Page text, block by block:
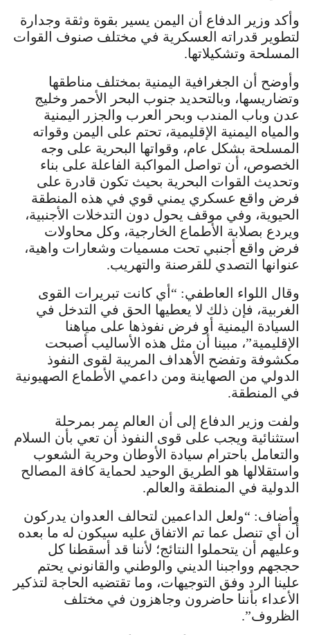
وأكد وزير الدفاع أن اليمن يسير بقوة وثقة وجدارة
لتطوير قدراته العسكرية في مختلف صنوف القوات
المسلحة وتشكيلاتها.
وأوضح أن الجغرافية اليمنية بمختلف مناطقها
وتضاريسها، وبالتحديد جنوب البحر الأحمر وخليج
عدن وباب المندب وبحر العرب والجزر اليمنية
والمياه اليمنية الإقليمية، تحتم على اليمن وقواته
المسلحة بشكل عام، وقواتها البحرية على وجه
الخصوص، أن تواصل المواكبة الفاعلة على بناء
وتحديث القوات البحرية بحيث تكون قادرة على
فرض واقع عسكري يمني قوي في هذه المنطقة
الحيوية، وفي موقف يحول دون التدخلات الأجنبية،
ويردع بصلابة الأطماع الخارجية، وكل محاولات
فرض واقع أجنبي تحت مسميات وشعارات واهية،
عنوانها التصدي للقرصنة والتهريب.
وقال اللواء العاطفي: “أي كانت تبريرات القوى
الغربية، فإن ذلك لا يعطيها الحق في التدخل في
السيادة اليمنية أو فرض نفوذها على مياهنا
الإقليمية”، مبينا أن مثل هذه الأساليب أصبحت
مكشوفة وتفضح الأهداف المريبة لقوى النفوذ
الدولي من الصهاينة ومن داعمي الأطماع الصهيونية
في المنطقة.
ولفت وزير الدفاع إلى أن العالم يمر بمرحلة
استثنائية ويجب على قوى النفوذ أن تعي بأن السلام
والتعامل باحترام سيادة الأوطان وحرية الشعوب
واستقلالها هو الطريق الوحيد لحماية كافة المصالح
الدولية في المنطقة والعالم.
وأضاف: “ولعل الداعمين لتحالف العدوان يدركون
أن أي تنصل عما تم الاتفاق عليه سيكون له ما بعده
وعليهم أن يتحملوا النتائج؛ لأننا قد أسقطنا كل
حججهم وواجبنا الديني والوطني والقانوني يحتم
علينا الرد وفق التوجيهات، وما تقتضيه الحاجة لتذكير
الأعداء بأننا حاضرون وجاهزون في مختلف
الظروف”.